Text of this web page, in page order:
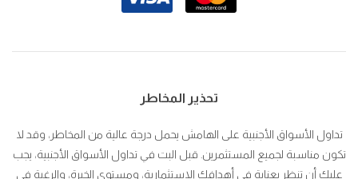
تحذير المخاطر
تداول الأسواق الأجنبية على الهامش يحمل درجة عالية من المخاطر، وقد لا
تكون مناسبة لجميع المستثمرين. قبل البت في تداول الأسواق الأجنبية، يجب
عليك أن تنظر بعناية في أهدافك الاستثمارية، ومستوى الخبرة، والرغبة في